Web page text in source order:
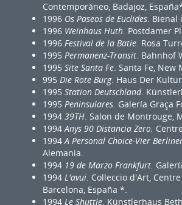
Contemporáneo, Badajoz,
1996 Os Paseos de Euclides. Bienal
1996 Weinhaus Huth. Postdamer
1996 Festival de la Batie. Rosa
1995 Permanenz-Transit. Bahnhof
1995 Site Santa Fe. Santa Fe, New
995 Die Rote Burg. Haus Der
1995 Station Deutschland.
1995 Peninsulares. Galería Graça
1994 39TH. Salon de Montrouge,
1994Anys 90 Distancia Zero.
1994A Personal Choice-Vier
Alemania.
1994 19 de Marzo Frankfurt.
1994 L'avui. Colleccio d'Art,
Barcelona, España *.
1994 Le Shuttle. Künstlerhaus